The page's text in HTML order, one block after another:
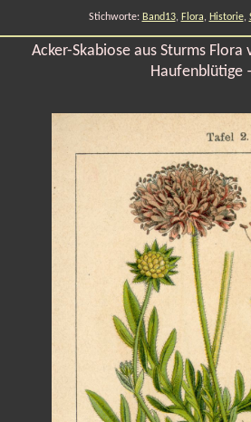
Stichworte: Band13, Flora, Historie,
Acker-Skabiose aus Sturms
Haufenblütige